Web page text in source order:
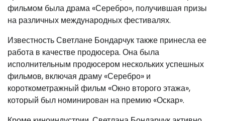
фильмом была драма «Серебро», получившая призы
на различных международных фестивалях.
Известность Светлане Бондарчук также принесла ее
работа в качестве продюсера. Она была
исполнительным продюсером нескольких успешных
фильмов, включая драму «Серебро» и
короткометражный фильм «Окно второго этажа»,
который был номинирован на премию «Оскар».